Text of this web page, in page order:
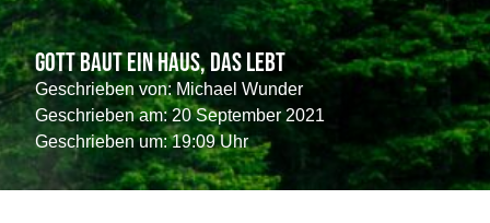
Gott baut ein Haus, das lebt
Geschrieben von:Michael Wunder
Geschrieben am: 20 September 2021
Geschrieben um: 19:09 Uhr